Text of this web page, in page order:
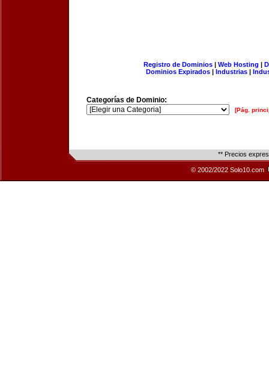
Registro de Dominios| Web Hosting |
Dominios Expirados | Industrias |
Categorías de Dominio:
[Pág.
** Precios
© 2002/2022 Solo10.com